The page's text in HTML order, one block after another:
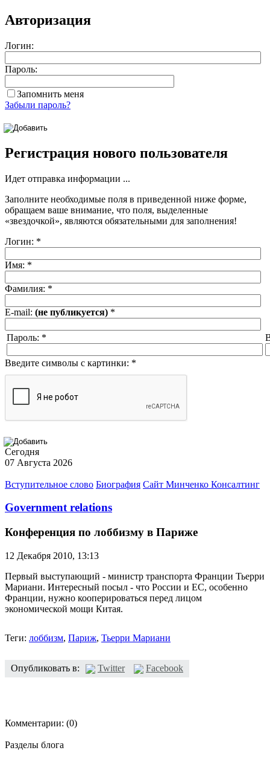
Авторизация
Логин:
Пароль:
Запомнить меня
Забыли пароль?
Регистрация нового пользователя
Идет отправка информации ...
Заполните необходимые поля в приведенной ниже форме,
обращаем ваше внимание, что поля, выделенные
«звездочкой», являются обязательными для заполнения!
Логин: *
Имя: *
Фамилия: *
E-mail: (не публикуется) *
Пароль: *
Введите символы с картинки: *
Сегодня
07 Августа 2026
Вступительное слово Биография Сайт Минченко Консалтинг
Government relations
Конференция по лоббизму в Париже
12 Декабря 2010, 13:13
Первый выступающий - министр транспорта Франции Тьерри
Мариани. Интересный посыл - что России и ЕС, особенно
Франции, нужно кооперироваться перед лицом
экономической мощи Китая.
Теги: лоббизм, Париж, Тьерри Мариани
Опубликовать в: Twitter Facebook
Комментарии: (0)
Разделы блога